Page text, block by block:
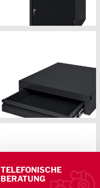
TELEFONISCHE
BERATUNG